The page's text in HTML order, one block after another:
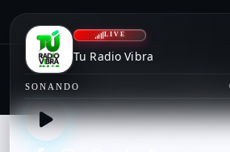
© 2022, benqu All Rights
LIVE
Tu Radio Vibra
SONANDO